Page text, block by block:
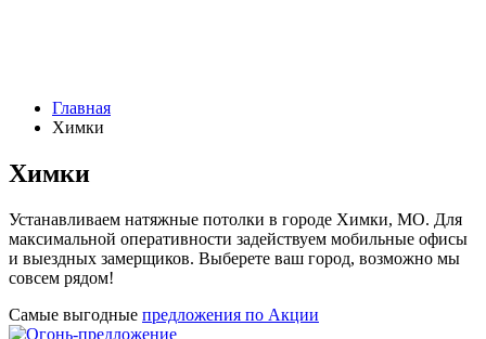
Главная
Химки
Химки
Устанавливаем натяжные потолки в городе Химки, МО. Для
максимальной оперативности задействуем мобильные офисы
и выездных замерщиков. Выберете ваш город, возможно мы
совсем рядом!
Самые выгодные предложения по Акции